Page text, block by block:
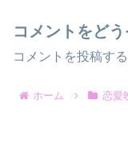
コメントをど
コメントを投稿す
ホーム 恋愛